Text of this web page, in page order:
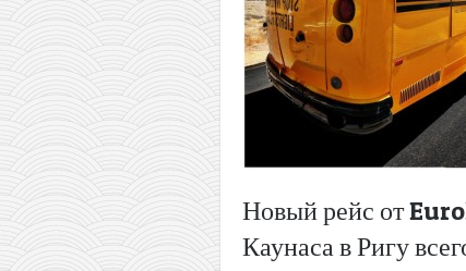
Новый рейс от
Каунаса в Ригу